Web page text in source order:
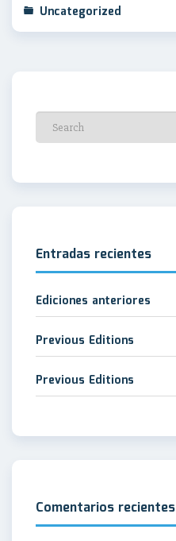
Uncategorized
Entradas recientes
Ediciones anteriores
Previous Editions
Previous Editions
Comentarios recientes